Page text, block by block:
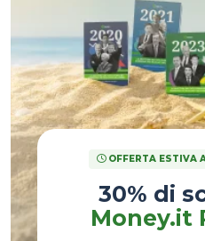
OFFERTA ESTIVA
30% di
Money.it